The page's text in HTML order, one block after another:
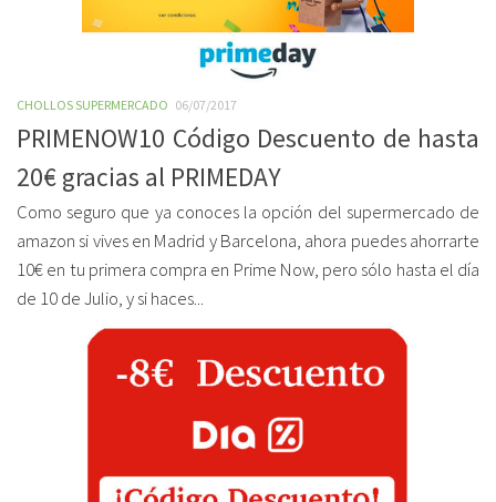
CHOLLOS SUPERMERCADO 06/07/2017
PRIMENOW10 Código Descuento de hasta
20€ gracias al PRIMEDAY
Como seguro que ya conoces la opción del supermercado de
amazon si vives en Madrid y Barcelona, ahora puedes ahorrarte
10€ en tu primera compra en Prime Now, pero sólo hasta el día
de 10 de Julio, y si haces...